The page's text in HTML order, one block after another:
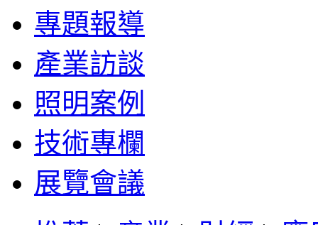
專題報導
產業訪談
照明案例
技術專欄
展覽會議